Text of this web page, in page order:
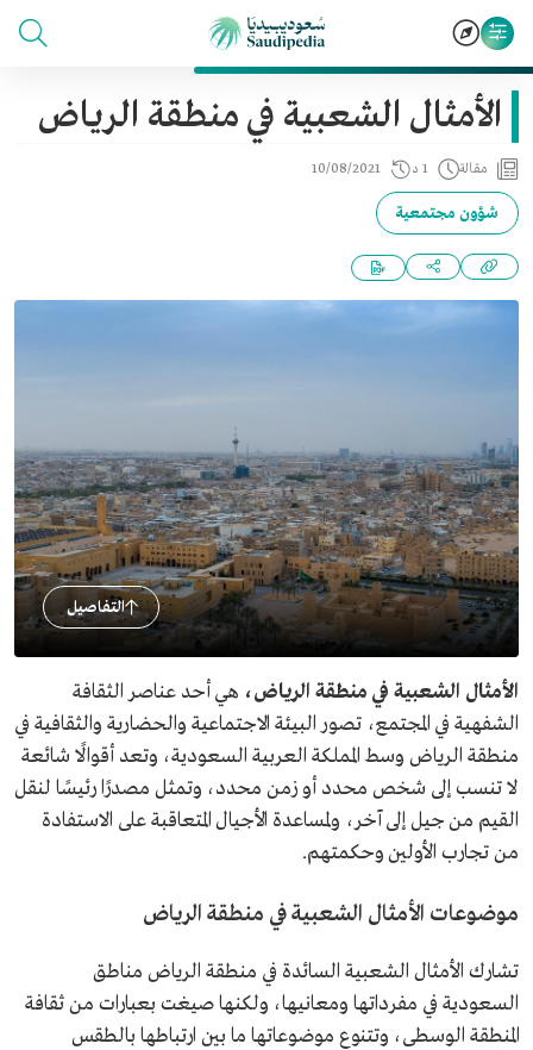
الأمثال الشعبية في منطقة الرياض
مقالة 1 د 10/08/2021
شؤون مجتمعية
التفاصيل
الأمثال الشعبية في منطقة الرياض، هي أحد عناصر الثقافة
الشفهية في المجتمع، تصور البيئة الاجتماعية والحضارية والثقافية في
منطقة الرياض وسط المملكة العربية السعودية، وتعد أقوالًا شائعة
لا تنسب إلى شخص محدد أو زمن محدد، وتمثل مصدرًا رئيسًا لنقل
القيم من جيل إلى آخر، ولمساعدة الأجيال المتعاقبة على الاستفادة
من تجارب الأولين وحكمتهم.
موضوعات الأمثال الشعبية في منطقة الرياض
تشارك الأمثال الشعبية السائدة في منطقة الرياض مناطق
السعودية في مفرداتها ومعانيها، ولكنها صيغت بعبارات من ثقافة
المنطقة الوسطى، وتتنوع موضوعاتها ما بين ارتباطها بالطقس